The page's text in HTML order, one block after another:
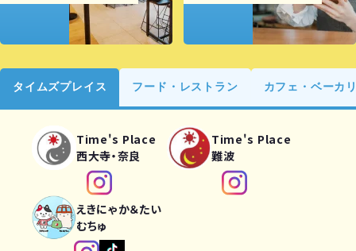
タイムズプレイス フード・レストラン カフェ・ベーカ
Time's Place
西大寺・奈良
Time's Place
難波
えきにゃか＆たい
むちゅ